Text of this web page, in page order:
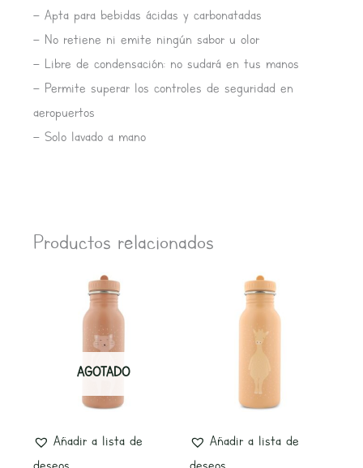
– Apta para bebidas ácidas y carbonatadas
– No retiene ni emite ningún sabor u olor
– Libre de condensación: no sudará en tus manos
– Permite superar los controles de seguridad en
aeropuertos
– Solo lavado a mano
Productos relacionados
AGOTADO
Añadir a lista de
Añadir a lista de